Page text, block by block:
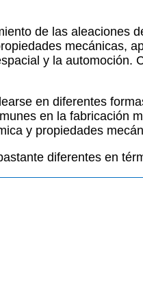
de las aleaciones
mecánicas,
y la automoción.
en diferentes
en la fabricación
y propiedades
diferentes en